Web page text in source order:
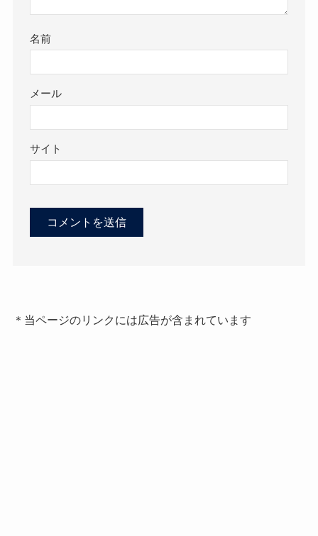
名前
メール
サイト
＊当ページのリンクには広告が含まれています